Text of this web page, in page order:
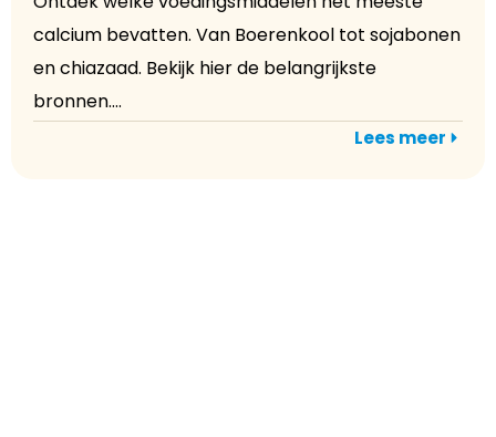
calcium bevatten. Van Boerenkool tot sojabonen
en chiazaad. Bekijk hier de belangrijkste
bronnen....
Lees meer